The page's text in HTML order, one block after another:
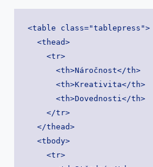
<table class="tablepress">